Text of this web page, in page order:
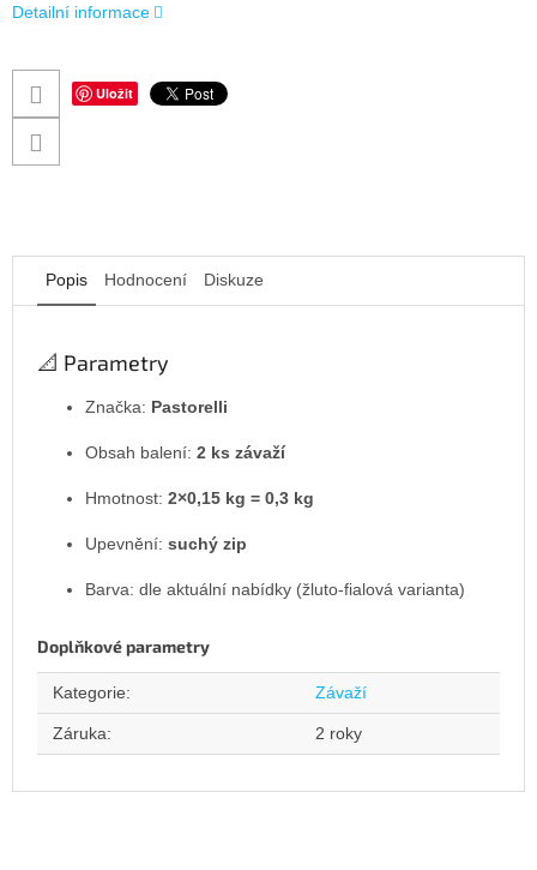
Detailní informace
Uložit
Popis Hodnocení Diskuze
📐 Parametry
Značka: Pastorelli
Obsah balení: 2 ks závaží
Hmotnost: 2×0,15 kg = 0,3 kg
Upevnění: suchý zip
Barva: dle aktuální nabídky (žluto-fialová varianta)
Doplňkové parametry
Kategorie: Závaží
Záruka: 2 roky